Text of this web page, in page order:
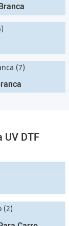
DTF